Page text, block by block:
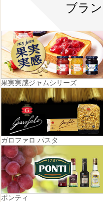
ブラ
果実実感ジャムシリーズ
ガロファロ パスタ
ポンティ